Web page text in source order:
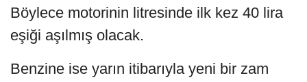
Böylece motorinin litresinde ilk kez 40 lira
eşiği aşılmış olacak.
Benzine ise yarın itibarıyla yeni bir zam